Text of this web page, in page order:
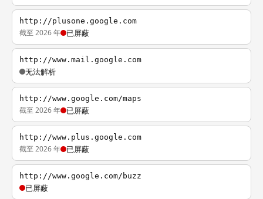
http://plusone.google.com
截至 2026 年 已屏蔽
http://www.mail.google.com
无法解析
http://www.google.com/maps
截至 2026 年 已屏蔽
http://www.plus.google.com
截至 2026 年 已屏蔽
http://www.google.com/buzz
已屏蔽